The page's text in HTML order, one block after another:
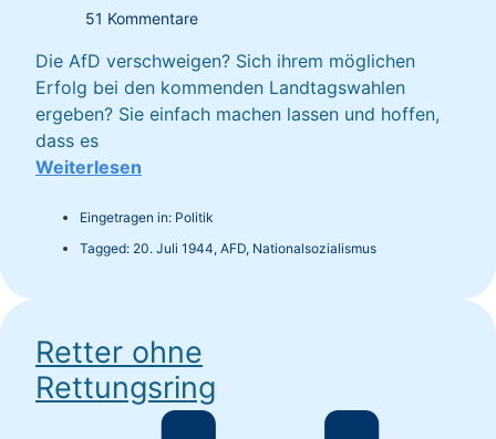
51 Kommentare
Die AfD verschweigen? Sich ihrem möglichen
Erfolg bei den kommenden Landtagswahlen
ergeben? Sie einfach machen lassen und hoffen,
dass es
Weiterlesen
Eingetragen in: Politik
Tagged: 20. Juli 1944, AFD, Nationalsozialismus
Retter ohne
Rettungsring